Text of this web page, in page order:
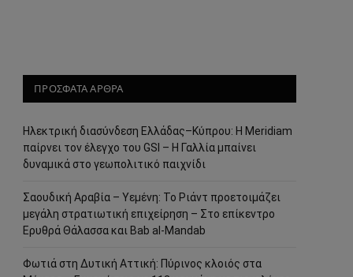
ΠΡΟΣΦΑΤΑ ΑΡΘΡΑ
Ηλεκτρική διασύνδεση Ελλάδας–Κύπρου: Η Meridiam
παίρνει τον έλεγχο του GSI – Η Γαλλία μπαίνει
δυναμικά στο γεωπολιτικό παιχνίδι
Σαουδική Αραβία – Υεμένη: Το Ριάντ προετοιμάζει
μεγάλη στρατιωτική επιχείρηση – Στο επίκεντρο
Ερυθρά Θάλασσα και Bab al-Mandab
Φωτιά στη Δυτική Αττική: Πύρινος κλοιός στα